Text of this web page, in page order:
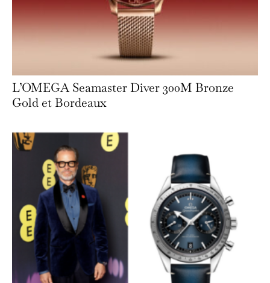
L’OMEGA Seamaster Diver 300M Bronze
Gold et Bordeaux